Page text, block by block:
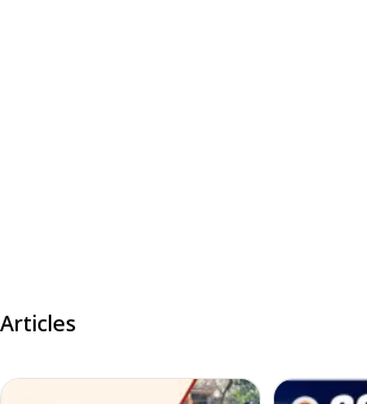
Articles